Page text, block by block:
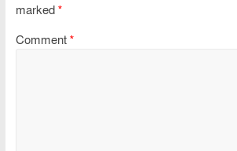
marked *
Comment *